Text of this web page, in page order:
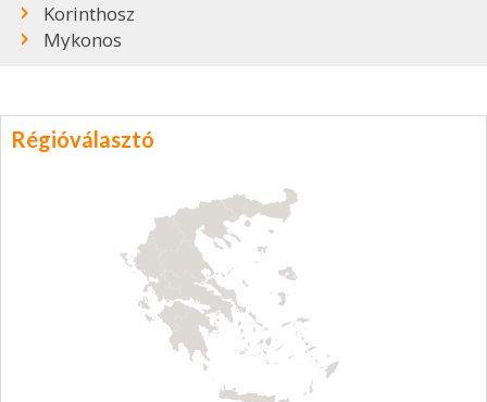
Korinthosz
Mykonos
Régióválasztó